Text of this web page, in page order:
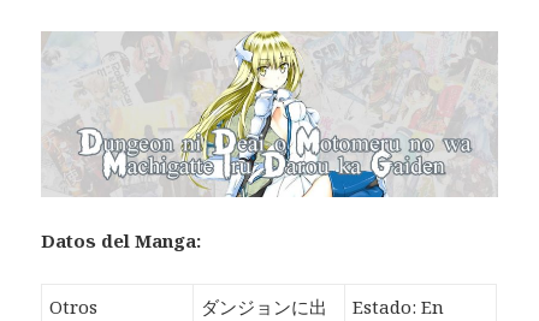
Datos del Manga:
Otros
ダンジョンに出
Estado: En